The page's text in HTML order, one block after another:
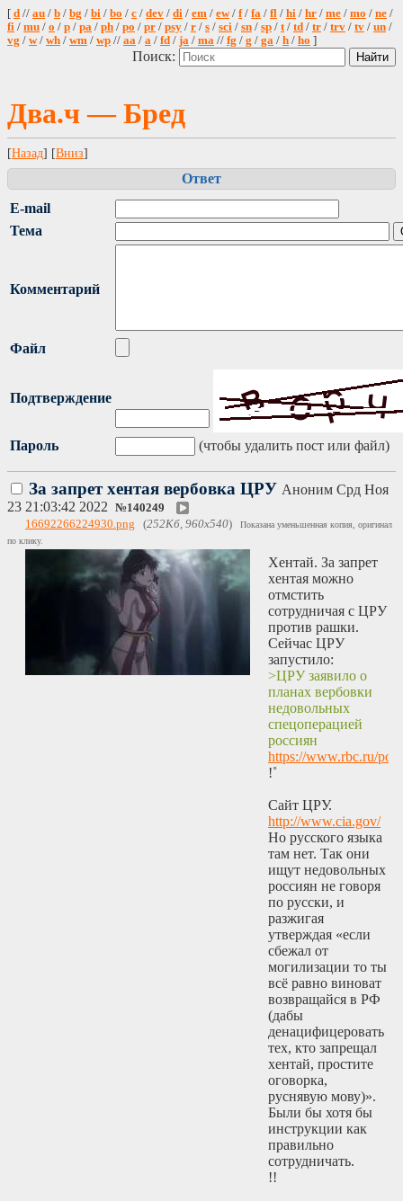
[ d // au / b / bg / bi / bo / c / dev / di / em / ew/ f/ fa / fl / hi / hr / me / mo / ne /
fi / mu / o / p / pa / ph / po / pr / psy / r / s / sci / sn / sp / t/ td / tr / trv / tv / un /
vg / w/ wh / wm / wp // aa / a / fd / ja / ma // fg / g / ga / h / ho ]
Поиск:
Два.ч — Бред
[Назад] [Вниз]
Ответ
E-mail
Тема
Комментарий
Файл
Подтверждение
Пароль (чтобы удалить пост или файл)
За запрет хентая вербовка ЦРУ Аноним Срд Ноя
23 21:03:42 2022
№140249
16692266224930.png (252Кб, 960x540)
Показана уменьшенная копия, оригинал
по клику.
Хентай. За запрет
хентая можно
отмстить
сотрудничая с ЦРУ
против рашки.
Сейчас ЦРУ
запустило:
>ЦРУ заявило о
планах вербовки
недовольных
спецоперацией
россиян
https://www.rbc.ru/
!˚
Сайт ЦРУ.
http://www.cia.gov/
Но русского языка
там нет. Так они
ищут недовольных
россиян не говоря
по русски, и
разжигая
утверждая «если
сбежал от
могилизации то ты
всё равно виноват
возвращайся в РФ
(дабы
денацифицеровать
тех, кто запрещал
хентай, простите
оговорка,
руснявую мову)».
Были бы хотя бы
инструкции как
правильно
сотрудничать.
!!